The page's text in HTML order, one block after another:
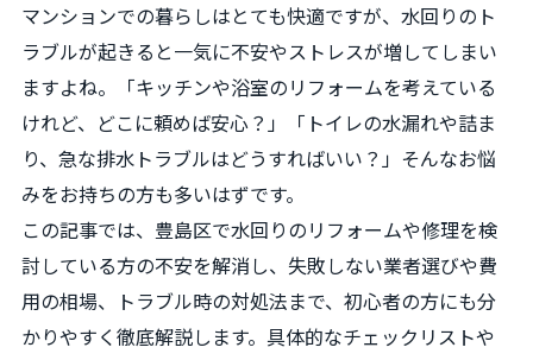
マンションでの暮らしはとても快適ですが、水回りのト
ラブルが起きると一気に不安やストレスが増してしまい
ますよね。「キッチンや浴室のリフォームを考えている
けれど、どこに頼めば安心？」「トイレの水漏れや詰ま
り、急な排水トラブルはどうすればいい？」そんなお悩
みをお持ちの方も多いはずです。
この記事では、豊島区で水回りのリフォームや修理を検
討している方の不安を解消し、失敗しない業者選びや費
用の相場、トラブル時の対処法まで、初心者の方にも分
かりやすく徹底解説します。具体的なチェックリストや